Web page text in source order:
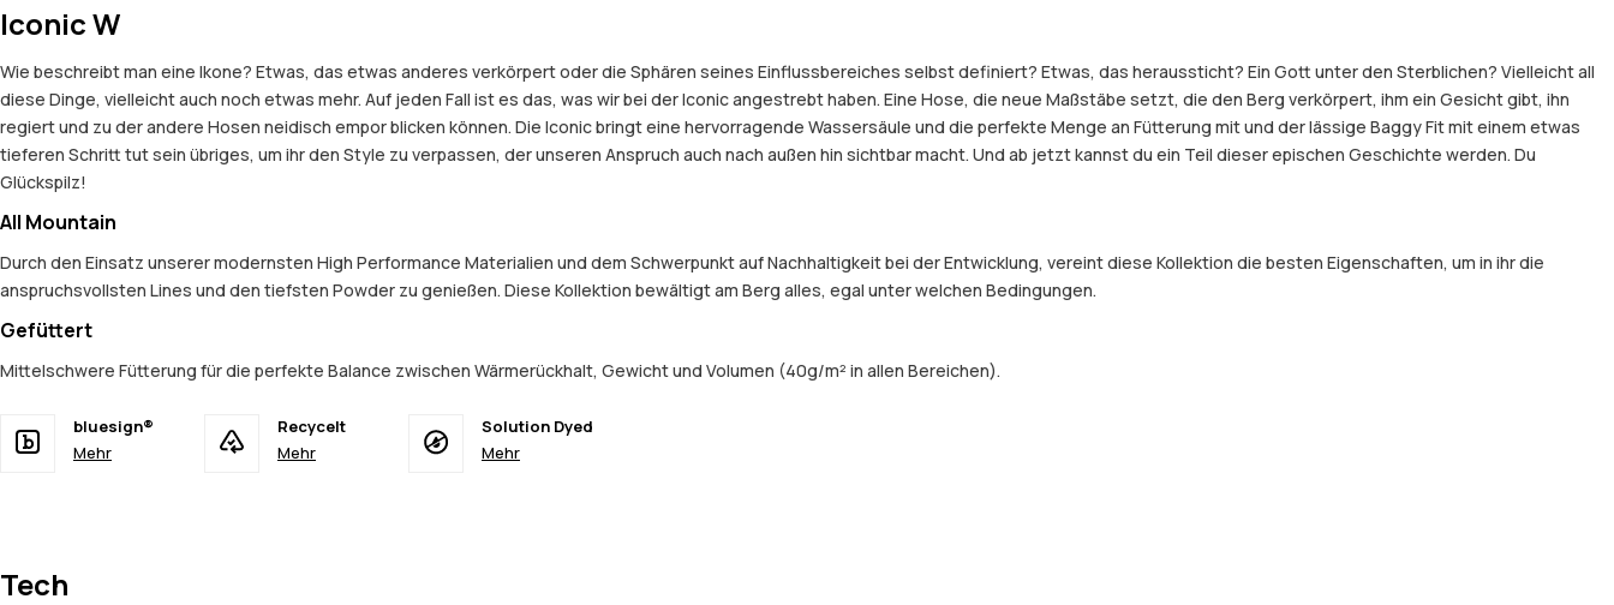
Iconic W
Wie beschreibt man eine Ikone? Etwas, das etwas anderes verkörpert oder die Sphären seines Einflussbereiches selbst definiert? Etwas, das heraussticht? Ein Gott unter den Sterblichen? Vielleicht all
diese Dinge, vielleicht auch noch etwas mehr. Auf jeden Fall ist es das, was wir bei der Iconic angestrebt haben. Eine Hose, die neue Maßstäbe setzt, die den Berg verkörpert, ihm ein Gesicht gibt, ihn
regiert und zu der andere Hosen neidisch empor blicken können. Die Iconic bringt eine hervorragende Wassersäule und die perfekte Menge an Fütterung mit und der lässige Baggy Fit mit einem etwas
tieferen Schritt tut sein übriges, um ihr den Style zu verpassen, der unseren Anspruch auch nach außen hin sichtbar macht. Und ab jetzt kannst du ein Teil dieser epischen Geschichte werden. Du
Glückspilz!
All Mountain
Durch den Einsatz unserer modernsten High Performance Materialien und dem Schwerpunkt auf Nachhaltigkeit bei der Entwicklung, vereint diese Kollektion die besten Eigenschaften, um in ihr die
anspruchsvollsten Lines und den tiefsten Powder zu genießen. Diese Kollektion bewältigt am Berg alles, egal unter welchen Bedingungen.
Gefüttert
Mittelschwere Fütterung für die perfekte Balance zwischen Wärmerückhalt, Gewicht und Volumen (40g/m² in allen Bereichen).
bluesign®
Mehr
Recycelt
Mehr
Solution Dyed
Mehr
Tech